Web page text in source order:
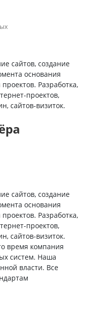
сайтов, создание
основания
Разработка,
проектов,
сайтов-визиток.
сайтов, создание
основания
Разработка,
проектов,
сайтов-визиток.
время компания
систем. Наша
власти. Все